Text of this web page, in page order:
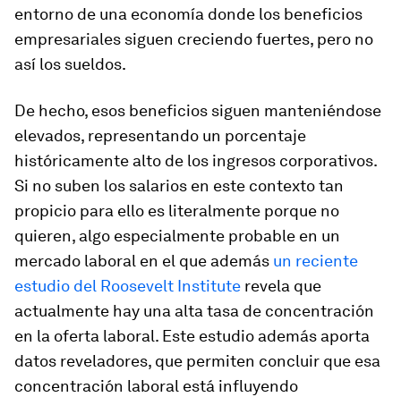
entorno de una economía donde los beneficios
empresariales siguen creciendo fuertes, pero no
así los sueldos.
De hecho, esos beneficios siguen manteniéndose
elevados, representando un porcentaje
históricamente alto de los ingresos corporativos.
Si no suben los salarios en este contexto tan
propicio para ello es literalmente porque no
quieren, algo especialmente probable en un
mercado laboral en el que además un reciente
estudio del Roosevelt Institute revela que
actualmente hay una alta tasa de concentración
en la oferta laboral. Este estudio además aporta
datos reveladores, que permiten concluir que esa
concentración laboral está influyendo